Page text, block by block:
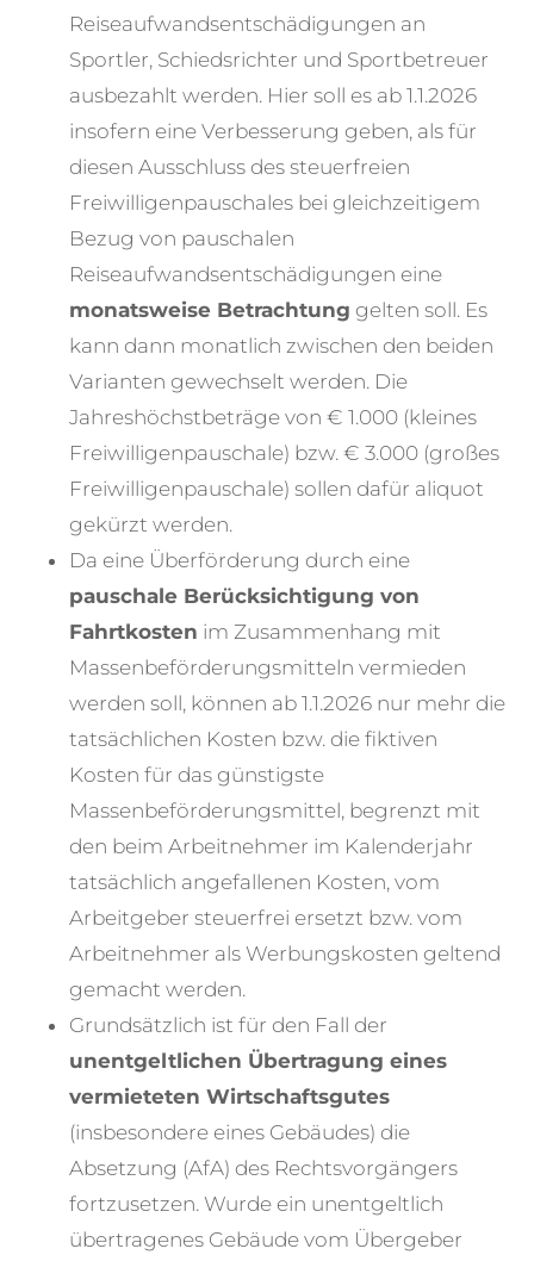
Reiseaufwandsentschädigungen an
Sportler, Schiedsrichter und Sportbetreuer
ausbezahlt werden. Hier soll es ab 1.1.2026
insofern eine Verbesserung geben, als für
diesen Ausschluss des steuerfreien
Freiwilligenpauschales bei gleichzeitigem
Bezug von pauschalen
Reiseaufwandsentschädigungen eine
monatsweise Betrachtung gelten soll. Es
kann dann monatlich zwischen den beiden
Varianten gewechselt werden. Die
Jahreshöchstbeträge von € 1.000 (kleines
Freiwilligenpauschale) bzw. € 3.000 (großes
Freiwilligenpauschale) sollen dafür aliquot
gekürzt werden.
Da eine Überförderung durch eine
pauschale Berücksichtigung von
Fahrtkosten im Zusammenhang mit
Massenbeförderungsmitteln vermieden
werden soll, können ab 1.1.2026 nur mehr die
tatsächlichen Kosten bzw. die fiktiven
Kosten für das günstigste
Massenbeförderungsmittel, begrenzt mit
den beim Arbeitnehmer im Kalenderjahr
tatsächlich angefallenen Kosten, vom
Arbeitgeber steuerfrei ersetzt bzw. vom
Arbeitnehmer als Werbungskosten geltend
gemacht werden.
Grundsätzlich ist für den Fall der
unentgeltlichen Übertragung eines
vermieteten Wirtschaftsgutes
(insbesondere eines Gebäudes) die
Absetzung (AfA) des Rechtsvorgängers
fortzusetzen. Wurde ein unentgeltlich
übertragenes Gebäude vom Übergeber